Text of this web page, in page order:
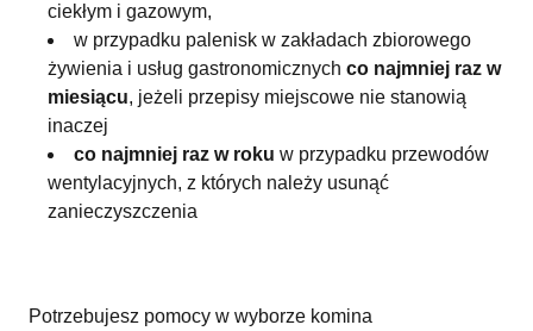
ciekłym i gazowym,
w przypadku palenisk w zakładach zbiorowego
żywienia i usług gastronomicznych co najmniej raz w
miesiącu, jeżeli przepisy miejscowe nie stanowią
inaczej
co najmniej raz w roku w przypadku przewodów
wentylacyjnych, z których należy usunąć
zanieczyszczenia
Potrzebujesz pomocy w wyborze komina